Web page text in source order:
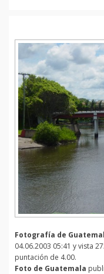
Fotografía de
04.06.2003 05:41 y vista
puntación de 4.00.
Foto de Guatemala